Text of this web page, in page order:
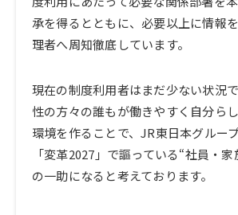
承を得るとともに、必要以上に情報
理者へ周知徹底しています。
現在の制度利用者はまだ少ない状況
性の方々の誰もが働きやすく自分ら
環境を作ることで、JR東日本グルー
「変革2027」で謳っている“社員・
の一助になると考えております。